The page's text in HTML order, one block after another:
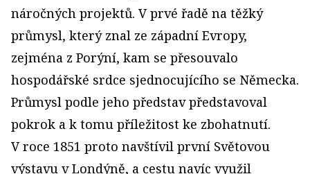
náročných projektů. V prvé řadě na těžký
průmysl, který znal ze západní Evropy,
zejména z Porýní, kam se přesouvalo
hospodářské srdce sjednocujícího se Německa.
Průmysl podle jeho představ představoval
pokrok a k tomu příležitost ke zbohatnutí.
V roce 1851 proto navštívil první Světovou
výstavu v Londýně, a cestu navíc využil